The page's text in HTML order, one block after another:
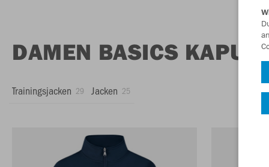
DAMEN BASICS
Trainingsjacken 29 Jacken 25